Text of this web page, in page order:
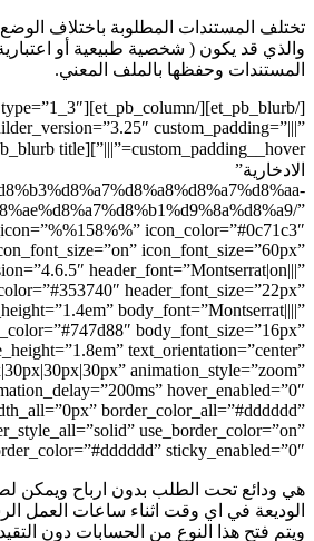
الوضع القانوني لمقدم الطلب
أو اعتبارية ) , ويجب تصوير
[/et_pb_blurb][/et_pb_column][et_pb_column type=”1_3″
custom_padding__hover=”|||”][et_pb_blurb title=”الحسابات
use_icon=”on”
_builder_version=”4.6.5″
ويمكن لصاحبها سحب جزء او كل
العمل الرسمي دون اخطار سابق.
دون التقيد بحد ادني للايداع او حد